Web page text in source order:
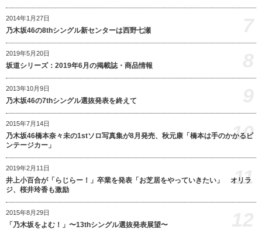
2014年1月27日
乃木坂46の8thシングル新センターは西野七瀬
2019年5月20日
坂道シリーズ：2019年6月の掲載誌・商品情報
2013年10月9日
乃木坂46の7thシングル選抜発表を終えて
2015年7月14日
乃木坂46橋本奈々未の1stソロ写真集が8月発売、秋元康「橋本は手のかかるビ
ンテージカー」
10
2019年2月11日
井上小百合が「らじらー！」卒業を発表「お芝居をやっていきたい」 オリラ
ジ、桜井玲香も激励
11
2015年8月29日
「乃木坂をよむ！」〜13thシングル選抜発表展望〜